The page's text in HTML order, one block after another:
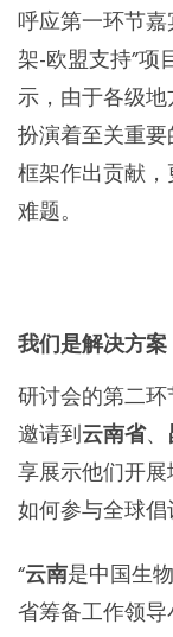
架-欧盟支持”项
示，由于各级地
扮演着至关重
框架作出贡献
难题。
邀请到云南省、
享展示他们开
如何参与全球倡
省筹备工作领
就如同全球生